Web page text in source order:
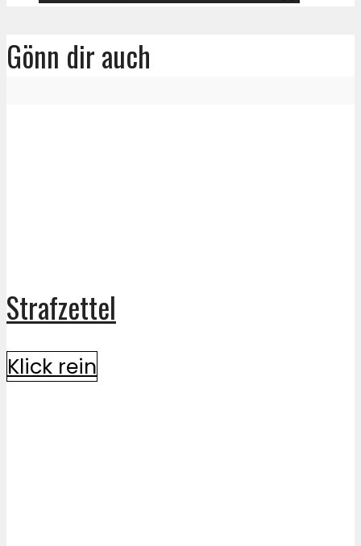
Gönn dir auch
Strafzettel
Klick rein